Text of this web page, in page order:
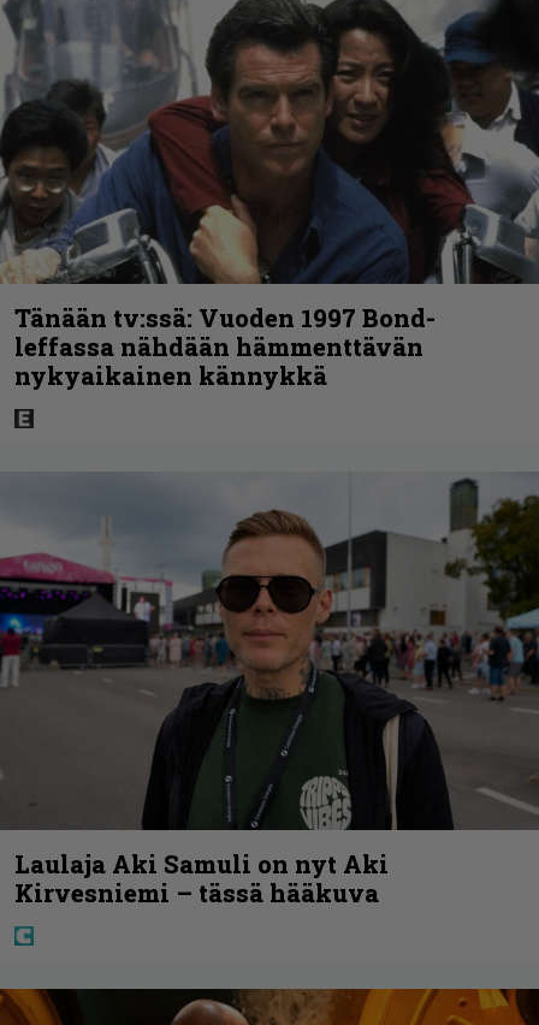
Tänään tv:ssä: Vuoden 1997 Bond-
leffassa nähdään hämmenttävän
nykyaikainen kännykkä
Laulaja Aki Samuli on nyt Aki
Kirvesniemi – tässä hääkuva